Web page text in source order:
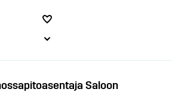
Saloon